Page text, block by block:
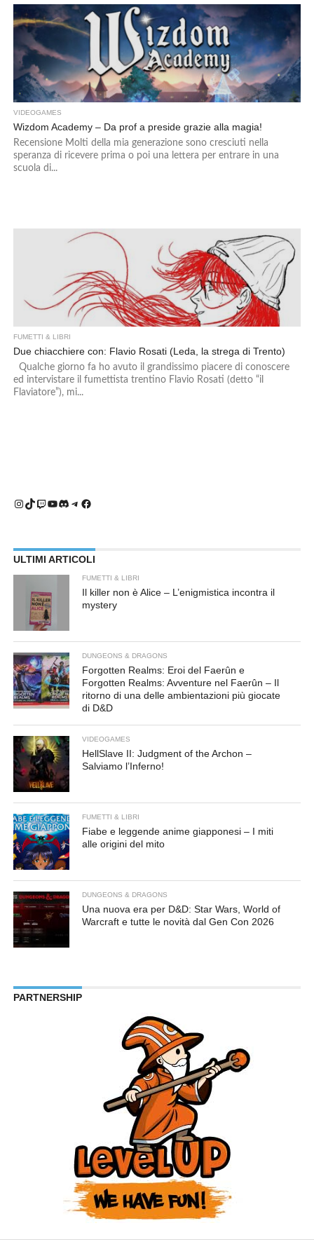
VIDEOGAMES
Wizdom Academy – Da prof a preside grazie alla magia!
Recensione Molti della mia generazione sono cresciuti nella
speranza di ricevere prima o poi una lettera per entrare in una
scuola di...
FUMETTI & LIBRI
Due chiacchiere con: Flavio Rosati (Leda, la strega di Trento)
Qualche giorno fa ho avuto il grandissimo piacere di conoscere
ed intervistare il fumettista trentino Flavio Rosati (detto “il
Flaviatore”), mi...
Instagram
TikTok
Twitch
YouTube
Discord
Telegram
Facebook
ULTIMI ARTICOLI
FUMETTI & LIBRI
Il killer non è Alice – L’enigmistica incontra il
mystery
DUNGEONS & DRAGONS
Forgotten Realms: Eroi del Faerûn e
Forgotten Realms: Avventure nel Faerûn – Il
ritorno di una delle ambientazioni più giocate
di D&D
VIDEOGAMES
HellSlave II: Judgment of the Archon –
Salviamo l’Inferno!
FUMETTI & LIBRI
Fiabe e leggende anime giapponesi – I miti
alle origini del mito
DUNGEONS & DRAGONS
Una nuova era per D&D: Star Wars, World of
Warcraft e tutte le novità dal Gen Con 2026
PARTNERSHIP